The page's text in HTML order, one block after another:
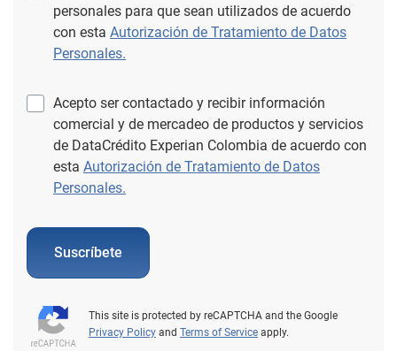
personales para que sean utilizados de acuerdo
con esta Autorización de Tratamiento de Datos
Personales.
Acepto ser contactado y recibir información
comercial y de mercadeo de productos y servicios
de DataCrédito Experian Colombia de acuerdo con
esta Autorización de Tratamiento de Datos
Personales.
Suscríbete
This site is protected by reCAPTCHA and the Google
Privacy Policy and Terms of Service apply.